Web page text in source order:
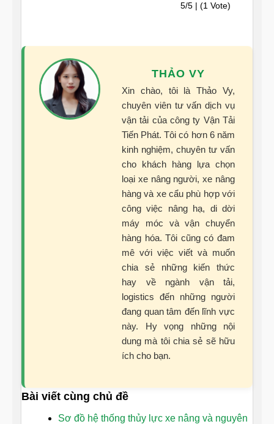
5/5 | (1 Vote)
THẢO VY
Xin chào, tôi là Thảo Vy,
chuyên viên tư vấn dịch vụ
vận tải của công ty Vận Tải
Tiến Phát. Tôi có hơn 6 năm
kinh nghiệm, chuyên tư vấn
cho khách hàng lựa chọn
loại xe nâng người, xe nâng
hàng và xe cẩu phù hợp với
công việc nâng hạ, di dời
máy móc và vận chuyển
hàng hóa. Tôi cũng có đam
mê với việc viết và muốn
chia sẻ những kiến thức
hay về ngành vận tải,
logistics đến những người
đang quan tâm đến lĩnh vực
này. Hy vọng những nội
dung mà tôi chia sẻ sẽ hữu
ích cho bạn.
Bài viết cùng chủ đề
Sơ đồ hệ thống thủy lực xe nâng và nguyên